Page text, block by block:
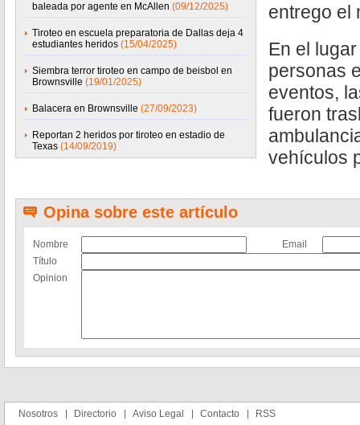
baleada por agente en McAllen (09/12/2025)
Tiroteo en escuela preparatoria de Dallas deja 4
estudiantes heridos (15/04/2025)
Siembra terror tiroteo en campo de beisbol en
Brownsville (19/01/2025)
Balacera en Brownsville (27/09/2023)
Reportan 2 heridos por tiroteo en estadio de
Texas (14/09/2019)
entrego el
En el
personas
eventos,
fueron
vehículos
Opina sobre este artículo
Nombre
Email
Título
Opinion
Nosotros Directorio Aviso Legal Contacto RSS